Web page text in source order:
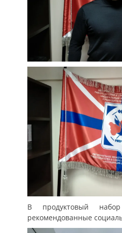
В продуктовый
рекомендованные